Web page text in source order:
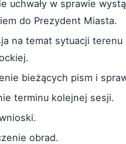
uchwały w sprawie
do Prezydent Miasta.
na temat sytuacji terenu
bieżących pism i
terminu kolejnej sesji.
obrad.